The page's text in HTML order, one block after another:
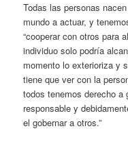
Todas las personas
mundo a actuar, y
“cooperar con otros para
individuo solo podría
momento lo exterioriza y
tiene que ver con la
todos tenemos derecho a
responsable y
el gobernar a otros.”